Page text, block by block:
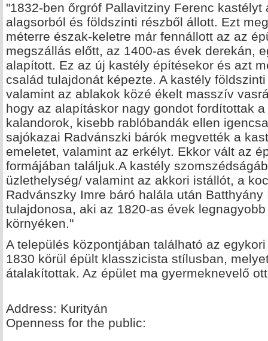
"1832-ben őrgróf Pallavitziny Ferenc
alagsorból és földszinti részből állott. Ezt
méterre észak-keletre már fennállott az az
megszállás előtt, az 1400-as évek derekán,
alapított. Ez az új kastély építésekor és azt
család tulajdonát képezte. A kastély
valamint az ablakok közé ékelt masszív
hogy az alapításkor nagy gondot fordítottak
kalandorok, kisebb rablóbandák ellen
sajókazai Radvánszki bárók megvették a
emeletet, valamint az erkélyt. Ekkor vált az
formájában találjuk.A kastély
üzlethelység/ valamint az akkori istállót, a
Radvánszky Imre báró halála után
tulajdonosa, aki az 1820-as évek
környéken."
A település központjában található az
1830 körül épült klasszicista stílusban,
átalakítottak. Az épület ma gyermeknevelő
Address: Kurityán
Openness for the public: